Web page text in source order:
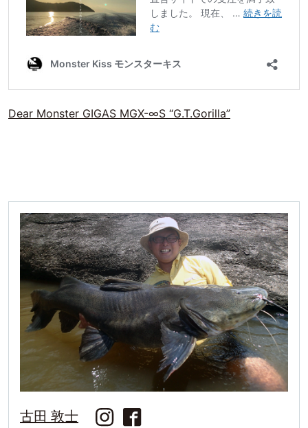
Dear Monster GIGAS MGX-∞S “G.T.Gorilla”
古田 敦士